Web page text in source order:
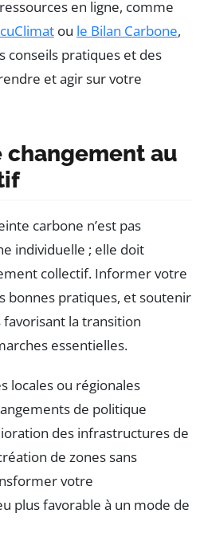
en ligne, comme
ou le Bilan Carbone,
conseils pratiques et des
et agir sur votre
changement au
carbone n’est pas
individuelle ; elle doit
collectif. Informer votre
bonnes pratiques, et soutenir
la transition
essentielles.
locales ou régionales
de politique
des infrastructures de
de zones sans
votre
plus favorable à un mode de